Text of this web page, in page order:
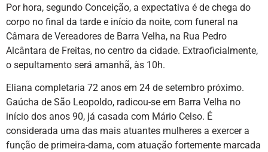
Por hora, segundo Conceição, a expectativa é de chega do
corpo no final da tarde e início da noite, com funeral na
Câmara de Vereadores de Barra Velha, na Rua Pedro
Alcântara de Freitas, no centro da cidade. Extraoficialmente,
o sepultamento será amanhã, às 10h.
Eliana completaria 72 anos em 24 de setembro próximo.
Gaúcha de São Leopoldo, radicou-se em Barra Velha no
início dos anos 90, já casada com Mário Celso. É
considerada uma das mais atuantes mulheres a exercer a
função de primeira-dama, com atuação fortemente marcada